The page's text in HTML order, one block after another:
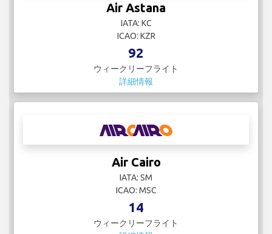
Air Astana
IATA: KC
ICAO: KZR
92
ウィークリーフライト
詳細情報
Air Cairo
IATA: SM
ICAO: MSC
14
ウィークリーフライト